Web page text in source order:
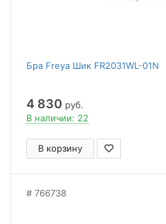
Бра Freya Шик FR2031WL-01N
4 830 руб.
В наличии: 22
В корзину
766738